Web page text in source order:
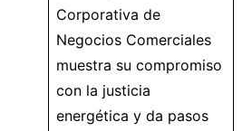
Corporativa de
Negocios Comerciales
muestra su compromiso
con la justicia
energética y da pasos